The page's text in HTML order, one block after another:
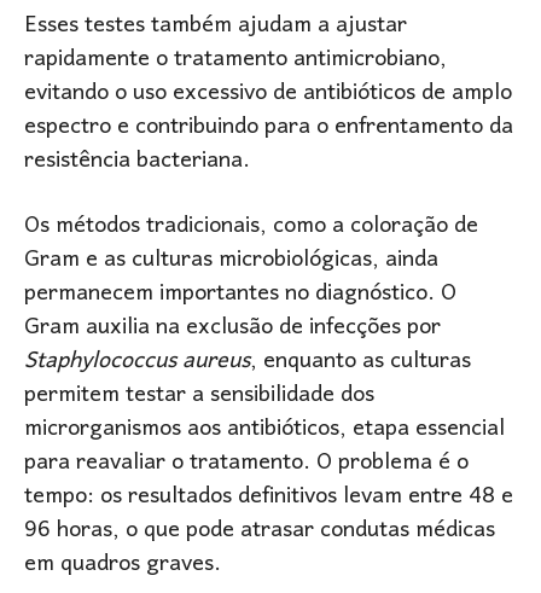
Esses testes também ajudam a ajustar
rapidamente o tratamento antimicrobiano,
evitando o uso excessivo de antibióticos de amplo
espectro e contribuindo para o enfrentamento da
resistência bacteriana.
Os métodos tradicionais, como a coloração de
Gram e as culturas microbiológicas, ainda
permanecem importantes no diagnóstico. O
Gram auxilia na exclusão de infecções por
Staphylococcus aureus, enquanto as culturas
permitem testar a sensibilidade dos
microrganismos aos antibióticos, etapa essencial
para reavaliar o tratamento. O problema é o
tempo: os resultados definitivos levam entre 48 e
96 horas, o que pode atrasar condutas médicas
em quadros graves.